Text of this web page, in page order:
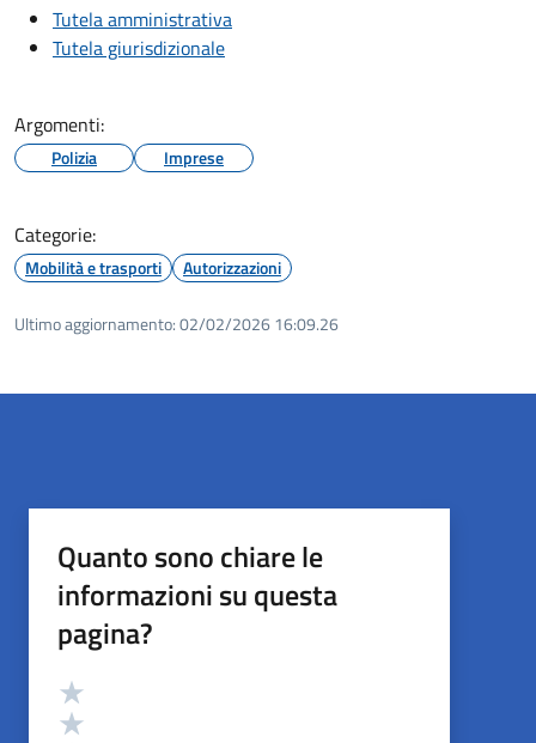
Tutela amministrativa
Tutela giurisdizionale
Argomenti:
Polizia Imprese
Categorie:
Mobilità e trasporti Autorizzazioni
Ultimo aggiornamento:02/02/2026 16:09.26
Quanto sono chiare le
informazioni su questa
pagina?
Valutazione